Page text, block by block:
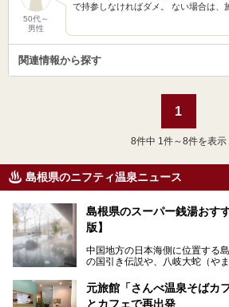
50代～
男性
で持参しなければダメ。 ない場合は、
関連情報から探す
1
8件中 1件～8件を表示
島根県のニフティ温泉ニュース
島根県のスーパー銭湯おす
版】
中国地方の日本海側に位置する
の国引き伝説や、八岐大蛇（や
の参拝客が訪れます。「出雲縁
首都圏からでも実は2時間圏内
元旅館「さんべ温泉そばカ
とカフェで再出発